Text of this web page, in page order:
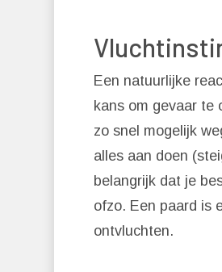
Een natuurlijke
kans om gevaar te
zo snel mogelijk
alles aan doen
belangrijk dat je
ofzo. Een paard is
ontvluchten.